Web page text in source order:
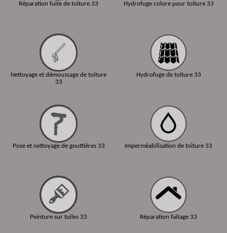
Réparation fuite de toiture 33
Nettoyage et démoussage de toiture
33
Pose et nettoyage de gouttières 33
Peinture sur tuiles 33
Hydrofuge colore pour toiture 33
Hydrofuge de toiture 33
Imperméabilisation de toiture 33
Réparation faitage 33